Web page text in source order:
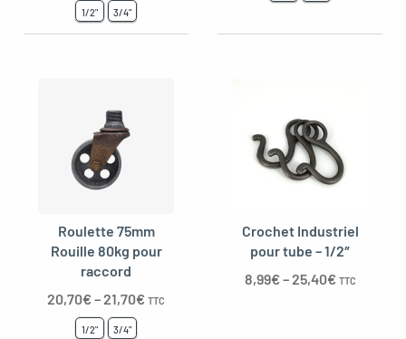
1/2" 3/4"
Roulette 75mm
Rouille 80kg pour
raccord
20,70€–21,70€ TTC
1/2" 3/4"
Crochet Industriel
pour tube – 1/2″
8,99€–25,40€ TTC